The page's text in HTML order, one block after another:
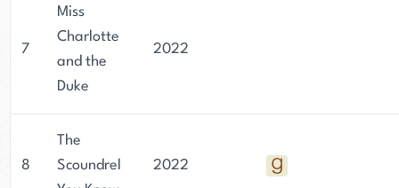
7
Miss
Charlotte
and the
Duke
2022
8
The
Scoundrel
2022